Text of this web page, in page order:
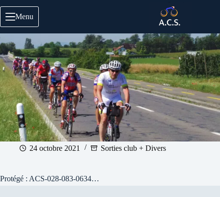
au
contenu
Menu
24 octobre 2021 Sorties club + Divers
Protégé : ACS-028-083-0634…